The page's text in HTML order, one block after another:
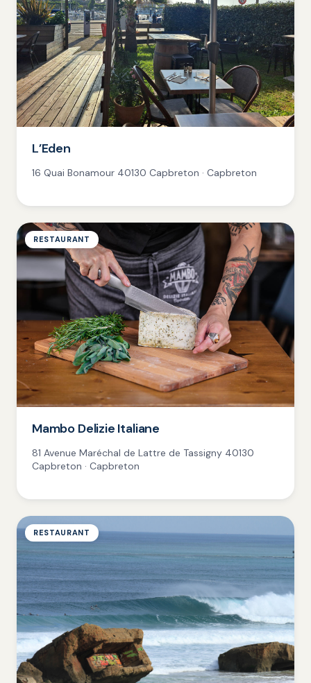
L’Eden
16 Quai Bonamour 40130 Capbreton · Capbreton
RESTAURANT
Mambo Delizie Italiane
81 Avenue Maréchal de Lattre de Tassigny 40130
Capbreton · Capbreton
RESTAURANT